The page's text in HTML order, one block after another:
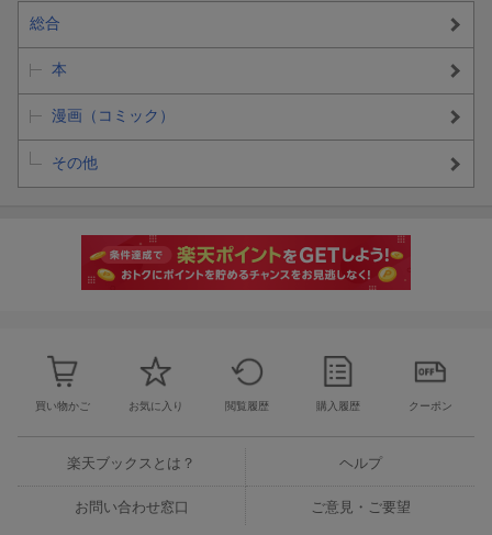
総合
本
漫画（コミック）
その他
買い物かご お気に入り 閲覧履歴 購入履歴 クーポン
楽天ブックスとは？ ヘルプ
お問い合わせ窓口 ご意見・ご要望